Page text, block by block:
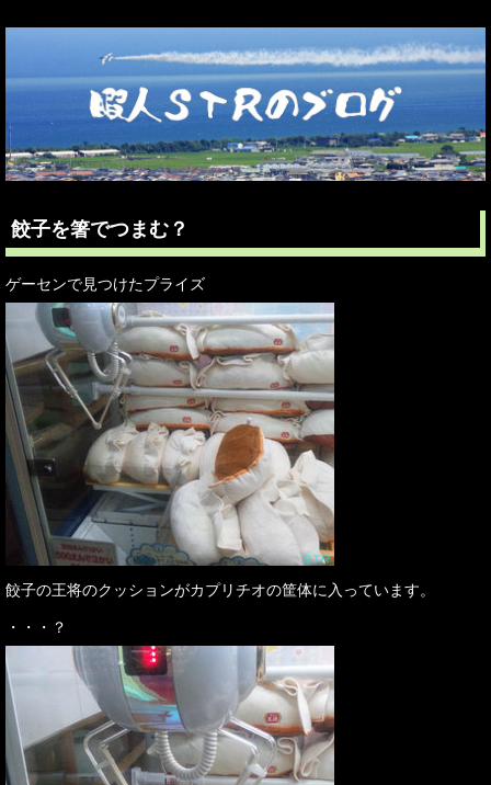
餃子を箸でつまむ？
ゲーセンで見つけたプライズ
餃子の王将のクッションがカプリチオの筐体に入っています。
・・・？